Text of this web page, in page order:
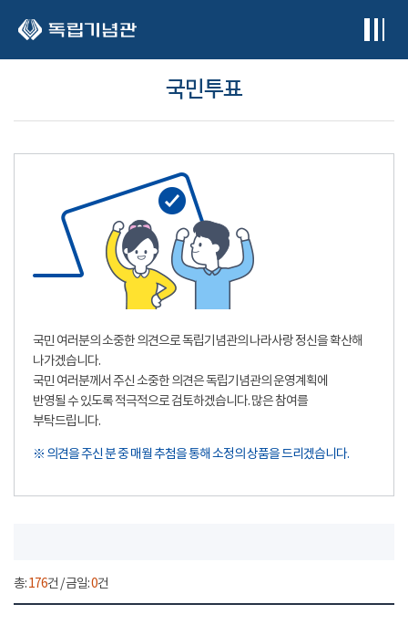
국민투표
국민 여러분의 소중한 의견으로 독립기념관의 나라사랑 정신을 확산해
나가겠습니다.
국민 여러분께서 주신 소중한 의견은 독립기념관의 운영계획에
반영될 수 있도록 적극적으로 검토하겠습니다. 많은 참여를
부탁드립니다.
※ 의견을 주신 분 중 매월 추첨을 통해 소정의 상품을 드리겠습니다.
총:176건 / 금일:0건